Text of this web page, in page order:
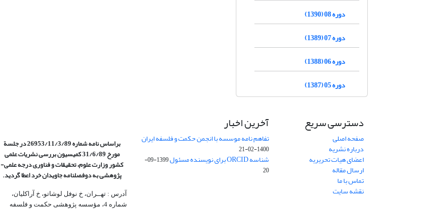
دوره 08 (1390)
دوره 07 (1389)
دوره 06 (1388)
دوره 05 (1387)
دسترسی سریع
صفحه اصلی
درباره نشریه
اعضای هیات تحریریه
ارسال مقاله
تماس با ما
نقشه سایت
آخرین اخبار
تفاهم نامه موسسه با انجمن حکمت و فلسفه ایران
1400-02-21
شناسه ORCID برای نویسنده مسئول
1399-09-
20
براساس نامه شماره 26953/11/3/89 در جلسة
مورخ 31/6/89 کمیسیون
بررسی نشریات علمی
کشور وزارت علوم، تحقیقات و فناوری درجه علمی‌-
پژوهشیبه دوفصلنامه جاویدان خرد اعطا گردید.
آدرس : تهــران، خ نوفل لوشاتو، خ آراکلیان،
شماره 4،‌ مؤسسه پژوهشی حکمت و فلسفه